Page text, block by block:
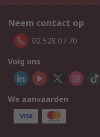
Neem contact op
02 528 07 70
Volg ons
We aanvaarden